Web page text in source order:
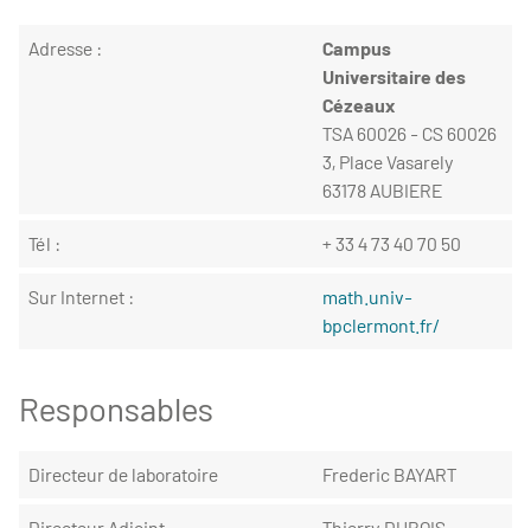
Adresse :
Campus
Universitaire des
Cézeaux
TSA 60026 - CS 60026
3, Place Vasarely
63178 AUBIERE
Tél : + 33 4 73 40 70 50
Sur Internet :
math.univ-
bpclermont.fr/
Responsables
Directeur de laboratoire Frederic BAYART